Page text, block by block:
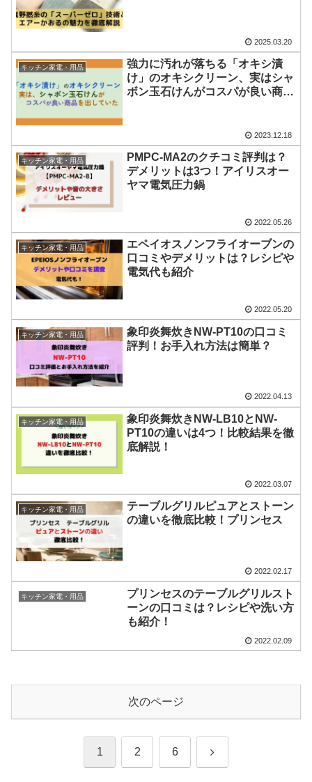
2025.03.20
キッチン家電・用品
強力に汚れが落ちる「オキシ漬
け」のオキシクリーン、実はシャ
ボン玉石けんがコスパが良い商品
2023.12.18
キッチン家電・用品
PMPC-MA2のクチコミ評判は？
デメリットは3つ！アイリスオー
ヤマ電気圧力鍋
2022.05.26
キッチン家電・用品
エペイオスノンフライオーブンの
口コミやデメリットは？レシピや
電気代も紹介
2022.05.20
キッチン家電・用品
象印炎舞炊きNW-PT10の口コミ
評判！お手入れ方法は簡単？
2022.04.13
キッチン家電・用品
象印炎舞炊きNW-LB10とNW-
PT10の違いは4つ！比較結果を徹
底解説！
2022.03.07
キッチン家電・用品
テーブルグリルピュアとストーン
の違いを徹底比較！プリンセス
2022.02.17
キッチン家電・用品
プリンセスのテーブルグリルスト
ーンの口コミは？レシピや洗い方
も紹介！
2022.02.09
次のページ
1 2 6 次